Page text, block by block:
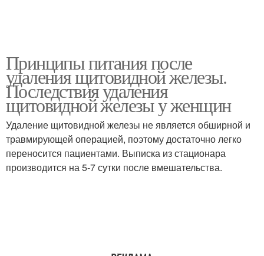
Принципы питания после
удаления щитовидной железы.
Последствия удаления
щитовидной железы у женщин
Удаление щитовидной железы не является обширной и
травмирующей операцией, поэтому достаточно легко
переносится пациентами. Выписка из стационара
производится на 5-7 сутки после вмешательства.